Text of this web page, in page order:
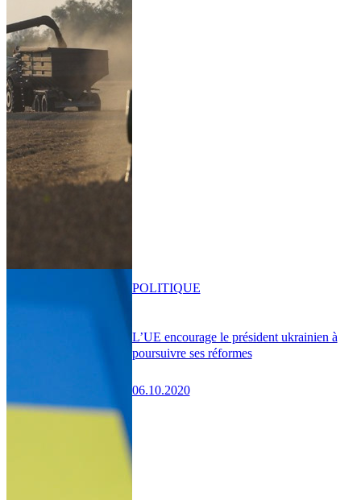
L’UE encourage le président ukrainien à
poursuivre ses réformes
06.10.2020
POLITIQUE